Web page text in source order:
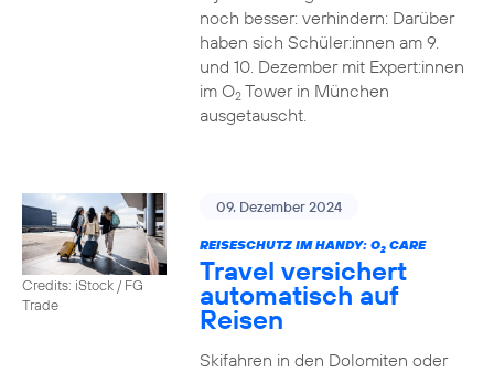
noch besser: verhindern: Darüber
haben sich Schüler:innen am 9.
und 10. Dezember mit Expert:innen
im O2Tower in München
ausgetauscht.
Credits: iStock / FG
Trade
09. Dezember 2024
REISESCHUTZ IM HANDY: O2CARE
Travel versichert
automatisch auf
Reisen
Skifahren in den Dolomiten oder